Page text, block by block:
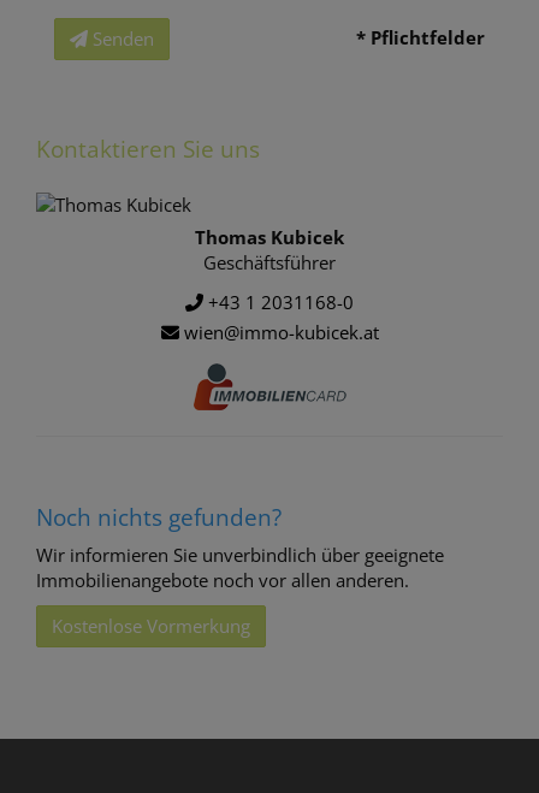
Senden * Pflichtfelder
Kontaktieren Sie uns
Thomas Kubicek
Geschäftsführer
+43 1 2031168-0
wien@immo-kubicek.at
Noch nichts gefunden?
Wir informieren Sie unverbindlich über geeignete
Immobilienangebote noch vor allen anderen.
Kostenlose Vormerkung